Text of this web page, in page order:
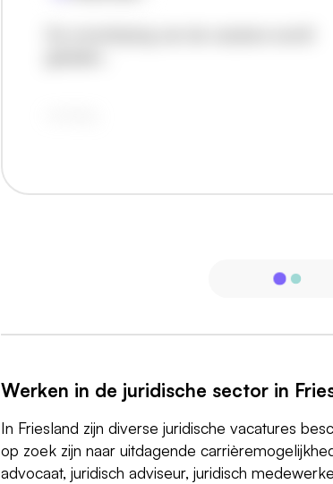
Werken in de juridische sector in
In Friesland zijn diverse juridische vacatures
op zoek zijn naar uitdagende
advocaat, juridisch adviseur, juridisch